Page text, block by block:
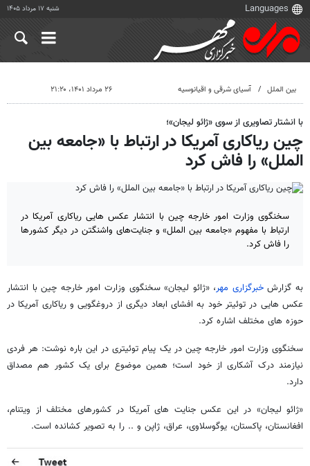
شنبه ۱۷ مرداد ۱۴۰۵
بین الملل آسیای شرقی و اقیانوسیه ۲۶ مرداد ۱۴۰۱، ۲۱:۲۰
با انشتار تصاویری از سوی «ژائو لیجان»؛
چین ریاکاری آمریکا در ارتباط با «جامعه بین‌
الملل» را فاش کرد
سخنگوی وزارت امور خارجه چین با انتشار عکس هایی ریاکاری آمریکا در
ارتباط با مفهوم «جامعه بین‌ الملل» و جنایت‌های واشنگتن در دیگر کشورها
را فاش کرد.
به گزارشخبرگزاری مهر، «ژائو لیجان» سخنگوی وزارت امور خارجه چین با انتشار
عکس هایی در توئیتر خود به افشای ابعاد دیگری از دروغگویی و ریاکاری آمریکا در
حوزه های مختلف اشاره کرد.
سخنگوی وزارت امور خارجه چین در یک پیام توئیتری در این باره نوشت: هر فردی
نیازمند درک آشکاری از خود است؛ همین موضوع برای یک کشور هم مصداق
دارد.
«ژائو لیجان» در این عکس جنایت های آمریکا در کشورهای مختلف از ویتنام،
افغانستان، پاکستان، یوگوسلاوی، عراق، ژاپن و .. را به تصویر کشانده است.